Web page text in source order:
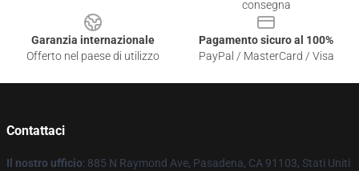
consegna
Garanzia internazionale
Offerto nel paese di utilizzo
Pagamento sicuro al 100%
PayPal / MasterCard / Visa
Contattaci
Il nostro ufficio: 885 N Raymond Ave, Pasadena, CA 91103, Stati Uniti